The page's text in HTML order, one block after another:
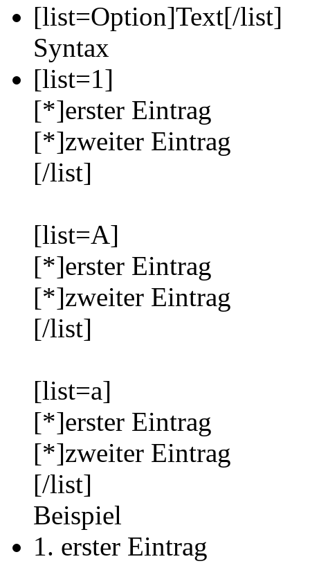
[list=Option]Text[/list]
Syntax
[list=1]
[*]erster Eintrag
[*]zweiter Eintrag
[/list]
[list=A]
[*]erster Eintrag
[*]zweiter Eintrag
[/list]
[list=a]
[*]erster Eintrag
[*]zweiter Eintrag
[/list]
Beispiel
erster Eintrag